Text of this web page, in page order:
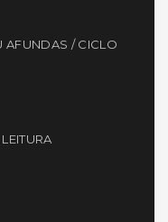
AFUNDAS / CICLO